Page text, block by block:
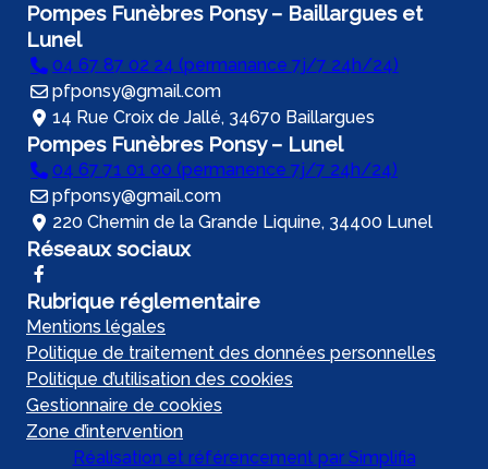
Pompes Funèbres Ponsy – Baillargues et
Lunel
04 67 87 02 24 (permanance 7j/7 24h/24)
pfponsy@gmail.com
14 Rue Croix de Jallé, 34670 Baillargues
Pompes Funèbres Ponsy – Lunel
04 67 71 01 00 (permanence 7j/7 24h/24)
pfponsy@gmail.com
220 Chemin de la Grande Liquine, 34400 Lunel
Réseaux sociaux
Rubrique réglementaire
Mentions légales
Politique de traitement des données personnelles
Politique d’utilisation des cookies
Gestionnaire de cookies
Zone d’intervention
Réalisation et référencement par Simplifia